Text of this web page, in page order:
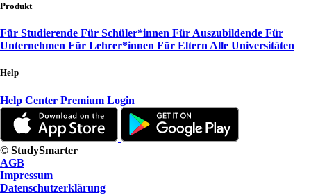
Produkt
Für Studierende Für Schüler*innen Für Auszubildende Für
Unternehmen Für Lehrer*innen Für Eltern Alle Universitäten
Help
Help Center Premium Login
© StudySmarter
AGB
Impressum
Datenschutzerklärung